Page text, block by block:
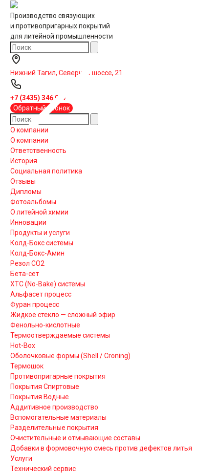
Производство связующих
и противопригарных покрытий
для литейной промышленности
Нижний Тагил, Северное шоссе, 21
+7 (3435) 346 007
Обратный звонок
О компании
О компании
Ответственность
История
Социальная политика
Отзывы
Дипломы
Фотоальбомы
О литейной химии
Инновации
Продукты и услуги
Колд-Бокс системы
Колд-Бокс-Амин
Резол СО2
Бета-сет
ХТС (No-Bake) системы
Альфасет процесс
Фуран процесс
Жидкое стекло — сложный эфир
Фенольно-кислотные
Термоотверждаемые системы
Hot-Box
Оболочковые формы (Shell / Croning)
Термошок
Противопригарные покрытия
Покрытия Спиртовые
Покрытия Водные
Аддитивное производство
Вспомогательные материалы
Разделительные покрытия
Очистительные и отмывающие составы
Добавки в формовочную смесь против дефектов литья
Услуги
Технический сервис